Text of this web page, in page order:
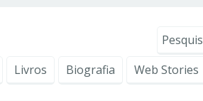
Livros Biografia Web Stories